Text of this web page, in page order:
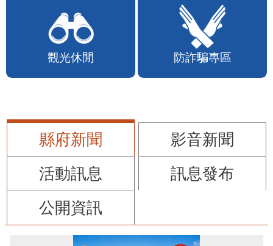
觀光休閒 防詐騙專區
縣府新聞
影音新聞
活動訊息
訊息發布
公開資訊